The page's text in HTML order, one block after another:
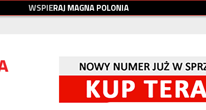
WSPIERAJMAGNAPOLONIA